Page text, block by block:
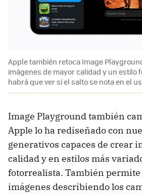
Apple también retoca Image
imágenes de mayor calidad y un estilo
habrá que ver si el salto se nota en el
Image Playground también
Apple lo ha rediseñado con
generativos capaces de crear
calidad y en estilos más
fotorrealista. También
imágenes describiendo los